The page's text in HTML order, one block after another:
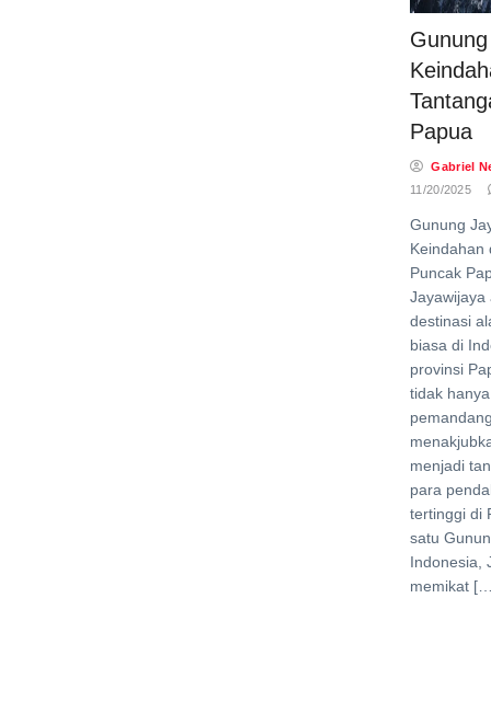
Papua
Gabriel
11/20/2025
Gunung
Keindahan
Puncak
Jayawijaya
destinasi
biasa di
provinsi
tidak
menjadi
para
tertinggi di
satu
Indonesia,
memikat